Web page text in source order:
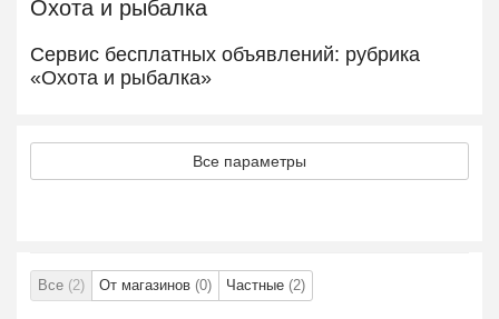
Охота и рыбалка
Сервис бесплатных объявлений: рубрика
«Охота и рыбалка»
Все параметры
Все (2) От магазинов (0) Частные (2)